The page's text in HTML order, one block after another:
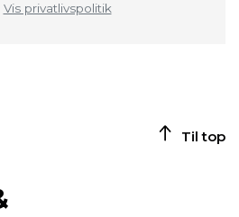
Vis privatlivspolitik
Til top